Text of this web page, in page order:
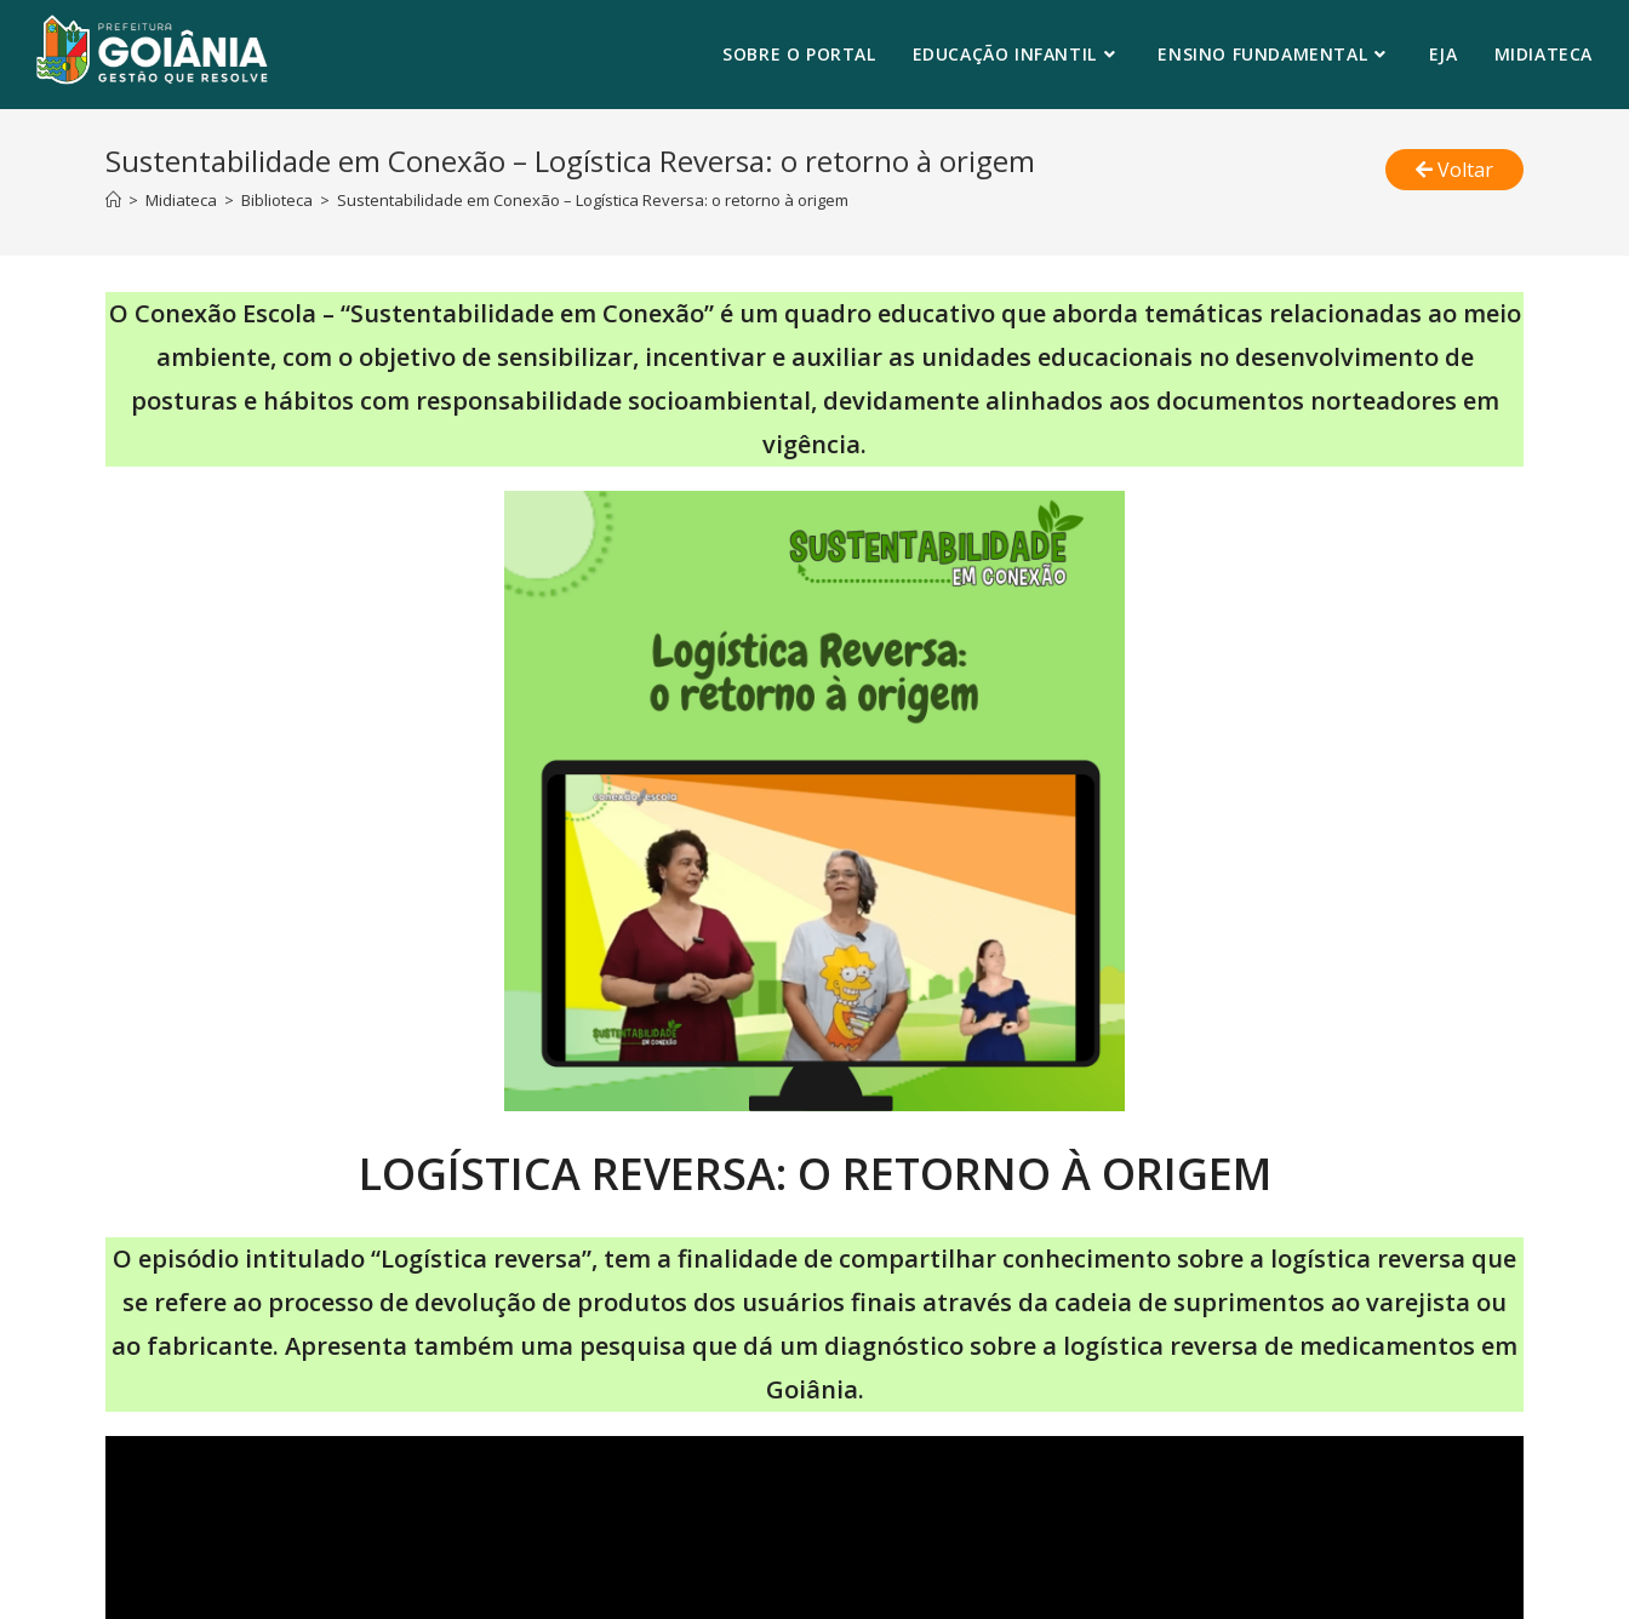
SOBRE O PORTAL EDUCAÇÃO INFANTIL ENSINO FUNDAMENTAL EJA MIDIATECA
Sustentabilidade em Conexão – Logística Reversa: o retorno à origem
> Midiateca > Biblioteca > Sustentabilidade em Conexão – Logística Reversa: o retorno à origem
Voltar
O Conexão Escola – “Sustentabilidade em Conexão” é um quadro educativo que aborda temáticas relacionadas ao meio
ambiente, com o objetivo de sensibilizar, incentivar e auxiliar as unidades educacionais no desenvolvimento de
posturas e hábitos com responsabilidade socioambiental, devidamente alinhados aos documentos norteadores em
vigência.
LOGÍSTICA REVERSA: O RETORNO À ORIGEM
O episódio intitulado “Logística reversa”, tem a finalidade de compartilhar conhecimento sobre a logística reversa que
se refere ao processo de devolução de produtos dos usuários finais através da cadeia de suprimentos ao varejista ou
ao fabricante. Apresenta também uma pesquisa que dá um diagnóstico sobre a logística reversa de medicamentos em
Goiânia.